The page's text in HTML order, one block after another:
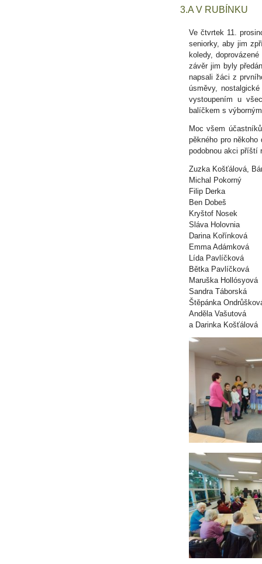
3.A V RUBÍNKU
Ve čtvrtek 11.
seniorky, aby jim
koledy,
závěr jim byly
napsali žáci z
úsměvy,
vystoupením u
balíčkem s
Moc všem
pěkného pro
podobnou akci příští
Zuzka Košťálová,
Michal Pokorný
Filip Derka
Ben Dobeš
Kryštof Nosek
Sláva Holovnia
Darina Kořínková
Emma Adámková
Lída Pavlíčková
Bětka Pavlíčková
Maruška Hollósyová
Sandra Táborská
Štěpánka
Anděla Vašutová
a Darinka Košťálová